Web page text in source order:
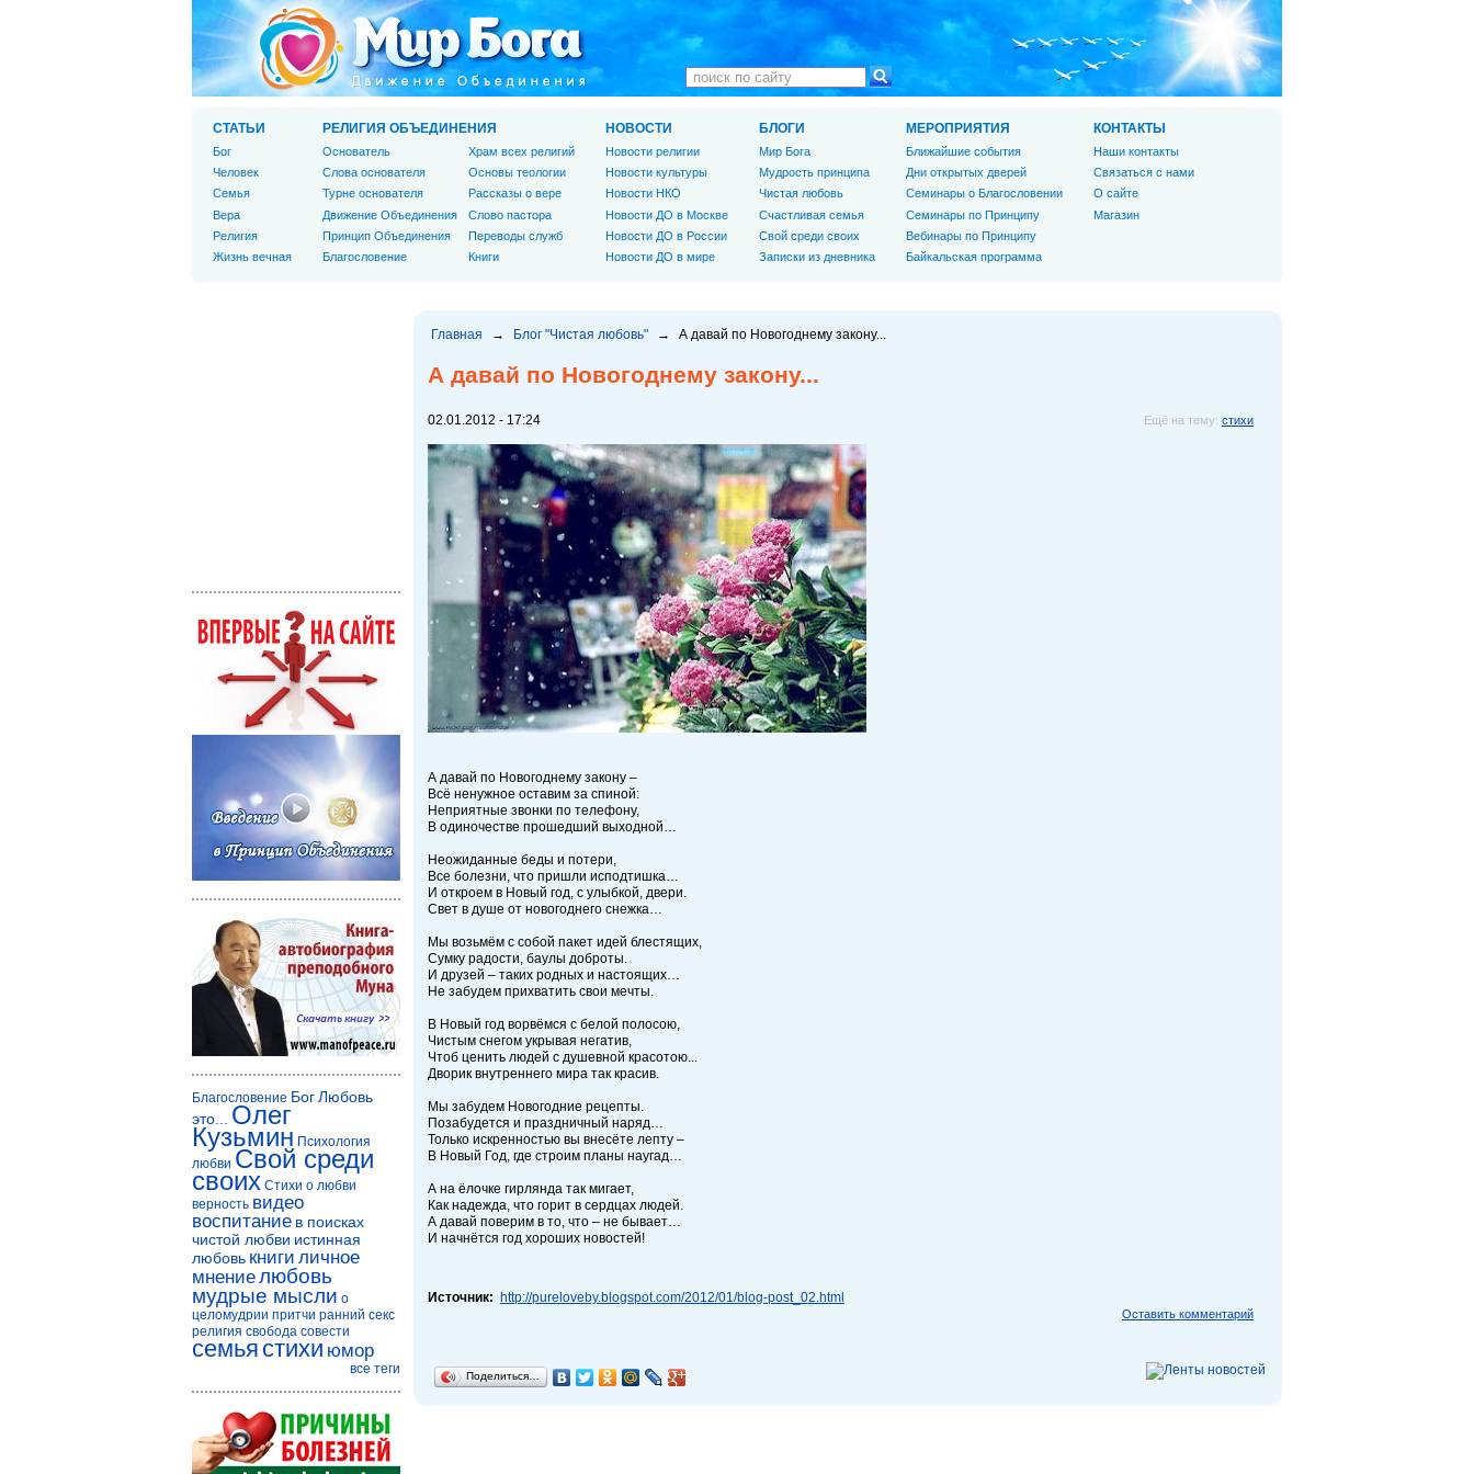
Главная → Блог "Чистая любовь" → А давай по Новогоднему закону...
А давай по Новогоднему закону...
02.01.2012 - 17:24 Ещё на тему: стихи
А давай по Новогоднему закону –
Всё ненужное оставим за спиной:
Неприятные звонки по телефону,
В одиночестве прошедший выходной…
Неожиданные беды и потери,
Все болезни, что пришли исподтишка…
И откроем в Новый год, с улыбкой, двери.
Свет в душе от новогоднего снежка…
Мы возьмём с собой пакет идей блестящих,
Сумку радости, баулы доброты.
И друзей – таких родных и настоящих…
Не забудем прихватить свои мечты.
В Новый год ворвёмся с белой полосою,
Чистым снегом укрывая негатив,
Чтоб ценить людей с душевной красотою...
Дворик внутреннего мира так красив.
Мы забудем Новогодние рецепты.
Позабудется и праздничный наряд…
Только искренностью вы внесёте лепту –
В Новый Год, где строим планы наугад…
А на ёлочке гирлянда так мигает,
Как надежда, что горит в сердцах людей.
А давай поверим в то, что – не бывает…
И начнётся год хороших новостей!
Источник: http://pureloveby.blogspot.com/2012/01/blog-post_02.html
Оставить комментарий
Поделиться…
СТАТЬИ
Бог
Человек
Cемья
Вера
Религия
Жизнь вечная
РЕЛИГИЯ ОБЪЕДИНЕНИЯ
Основатель
Слова основателя
Турне основателя
Движение Объединения
Принцип Объединения
Благословение
Храм всех религий
Основы теологии
Рассказы о вере
Слово пастора
Переводы служб
Книги
НОВОСТИ
Новости религии
Новости культуры
Новости НКО
Новости ДО в Москве
Новости ДО в России
Новости ДО в мире
БЛОГИ
Мир Бога
Мудрость принципа
Чистая любовь
Счастливая семья
Свой среди своих
Записки из дневника
МЕРОПРИЯТИЯ
Ближайшие события
Дни открытых дверей
Семинары о Благословении
Семинары по Принципу
Вебинары по Принципу
Байкальская программа
КОНТАКТЫ
Наши контакты
Связаться с нами
О сайте
Магазин
Благословение БогЛюбовь
это...
Олег
Кузьмин Психология
любви Свой среди
своих Стихи о любви
верность видео
воспитание в поисках
чистой любви истинная
любовь книги личное
мнениелюбовь
мудрые мысли о
целомудрии притчи ранний секс
религия свобода совести
семья стихи юмор
все теги